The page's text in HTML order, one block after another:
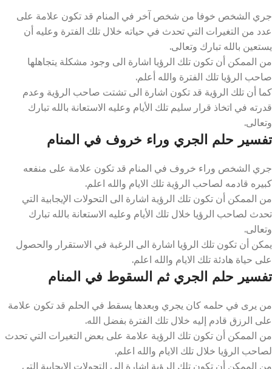
جري الشخص خوفا من شخص آخر في المنام قد تكون علامة على
عدد من التغيرات التي تحدث في حياته خلال تلك الفترة وعليه أن
يستعين بالله تبارك وتعالى.
من الممكن أن تكون تلك الرؤيا اشارة الى وجود مشكلة يتجاهلها
صاحب الرؤيا تلك الفترة والله أعلم.
كما أن تلك الرؤية قد تكون اشارة الى تشتت صاحب الرؤية وعدم
قدرته في اتخاذ قرار سليم تلك الأيام وعليه الاستعانة بالله تبارك
وتعالى.
تفسير حلم الجري وراء خروف في المنام
جري الشخص وراء خروف في المنام قد تكون علامة على منفعه
كبيره قادمه لصاحب الرؤية تلك الايام والله اعلم.
من الممكن أن تكون تلك الرؤية اشارة الى التحولات الإيجابية التي
تحدث لصاحب الرؤيا خلال تلك الأيام وعليه الاستعانة بالله تبارك
وتعالى.
يمكن أن تكون تلك الرؤيا اشارة الى الرغبة في الاستقرار والحصول
على حياة هادئة تلك الايام والله اعلم.
تفسير حلم الجري ثم السقوط في المنام
من يرى في حلمه كان يجري وبعدها يسقط في الحلم قد تكون علامة
على الرزق قادم إليه خلال تلك الفترة بفضل الله.
من الممكن أن تكون تلك الرؤية علامة على بعض التغيرات التي تحدث
لصاحب الرؤيا خلال تلك الايام والله اعلم.
من الممكن أن تكون تلك الرؤية إشارة إلى التحولات الإيجابية التي